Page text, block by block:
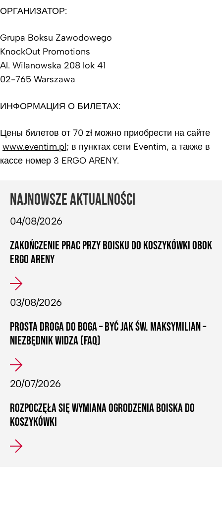
ОРГАНИЗАТОР:
Grupa Boksu Zawodowego
KnockOut Promotions
Al. Wilanowska 208 lok 41
02-765 Warszawa
ИНФОРМАЦИЯ О БИЛЕТАХ:
Цены билетов от 70 zł можно приобрести на сайте
www.eventim.pl; в пунктах сети Eventim, а также в
кассе номер 3 ERGO ARENY.
NAJNOWSZE AKTUALNOŚCI
04/08/2026
ZAKOŃCZENIE PRAC PRZY BOISKU DO KOSZYKÓWKI OBOK
ERGO ARENY
03/08/2026
PROSTA DROGA DO BOGA – BYĆ JAK ŚW. MAKSYMILIAN –
NIEZBĘDNIK WIDZA (FAQ)
20/07/2026
ROZPOCZĘŁA SIĘ WYMIANA OGRODZENIA BOISKA DO
KOSZYKÓWKI